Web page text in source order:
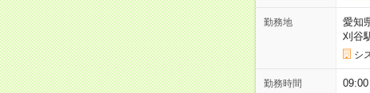
勤務地
愛知
刈谷
シ
勤務時間